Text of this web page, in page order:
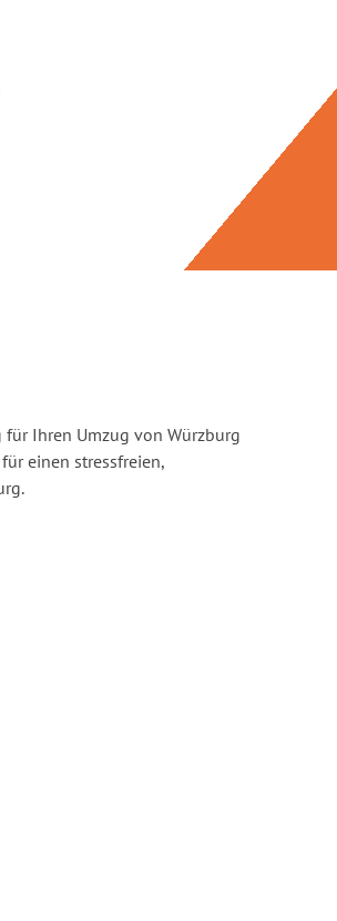
für Ihren Umzug von Würzburg
einen stressfreien,